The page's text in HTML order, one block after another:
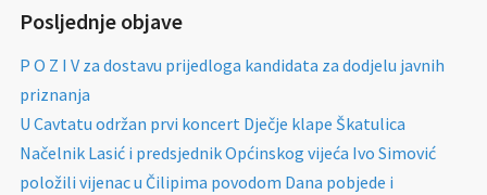
Posljednje objave
P O Z I V za dostavu prijedloga kandidata za dodjelu javnih
priznanja
U Cavtatu održan prvi koncert Dječje klape Škatulica
Načelnik Lasić i predsjednik Općinskog vijeća Ivo Simović
položili vijenac u Čilipima povodom Dana pobjede i